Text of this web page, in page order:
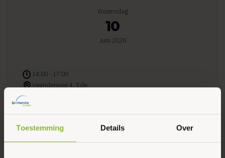
Toestemming Details Over
Woensdag
10
Juni 2026
14:00 - 17:00
Veenderweg 4, Ede